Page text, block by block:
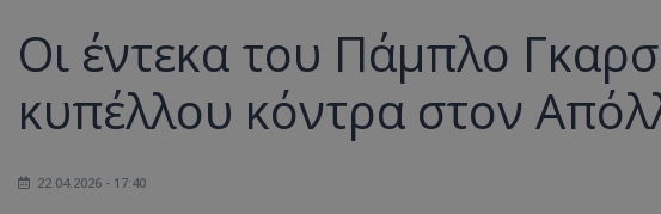
Οι έντεκα του Πάμπλο
κυπέλλου κόντρα στον
22.04.2026 - 17:40